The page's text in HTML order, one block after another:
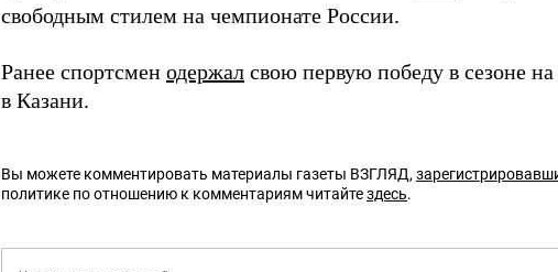
свободным стилем на чемпионате России.
Ранее спортсмен одержал свою первую победу в сезоне
в Казани.
Вы можете комментировать материалы газеты ВЗГЛЯД,
политике по отношению к комментариям читайтездесь.